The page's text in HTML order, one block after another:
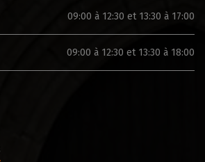
09:00 à 12:30 et 13:30 à 17:00
09:00 à 12:30 et 13:30 à 18:00